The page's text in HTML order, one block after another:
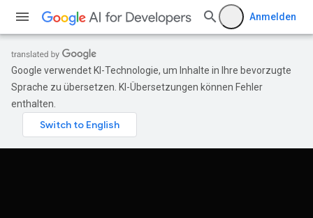
Anmelden
Google verwendet KI-Technologie, um Inhalte in Ihre bevorzugte
Sprache zu übersetzen. KI-Übersetzungen können Fehler
enthalten.